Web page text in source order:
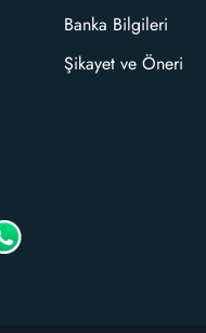
Banka Bilgileri
Şikayet ve Öneri